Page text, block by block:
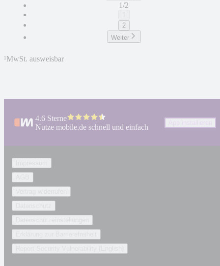
1/2
2
Weiter
¹MwSt. ausweisbar
4.6 Sterne
Nutze mobile.de schnell und einfach